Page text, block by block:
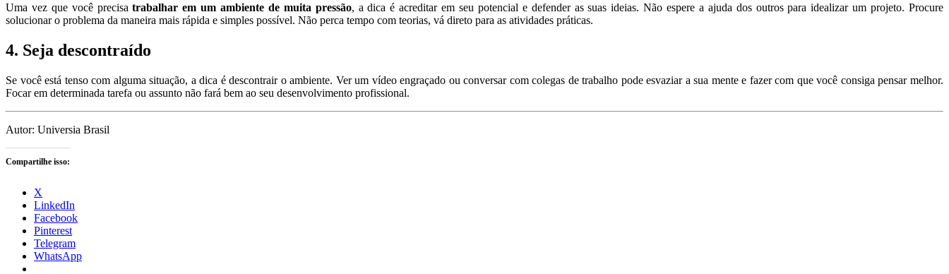
Uma vez que você precisatrabalhar em um ambiente de muita pressão, a dica é acreditar em seu potencial e defender as suas ideias. Não espere a ajuda dos outros para idealizar um projeto. Procure
solucionar o problema da maneira mais rápida e simples possível. Não perca tempo com teorias, vá direto para as atividades práticas.
4. Seja descontraído
Se você está tenso com alguma situação, a dica é descontrair o ambiente. Ver um vídeo engraçado ou conversar com colegas de trabalho pode esvaziar a sua mente e fazer com que você consiga pensar melhor.
Focar em determinada tarefa ou assunto não fará bem ao seu desenvolvimento profissional.
Autor: Universia Brasil
Compartilhe isso:
X
LinkedIn
Facebook
Pinterest
Telegram
WhatsApp